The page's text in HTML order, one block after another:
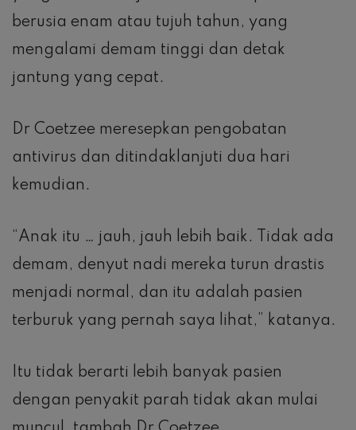
berusia enam atau tujuh tahun, yang
mengalami demam tinggi dan detak
jantung yang cepat.
Dr Coetzee meresepkan pengobatan
antivirus dan ditindaklanjuti dua hari
kemudian.
“Anak itu … jauh, jauh lebih baik. Tidak ada
demam, denyut nadi mereka turun drastis
menjadi normal, dan itu adalah pasien
terburuk yang pernah saya lihat,” katanya.
Itu tidak berarti lebih banyak pasien
dengan penyakit parah tidak akan mulai